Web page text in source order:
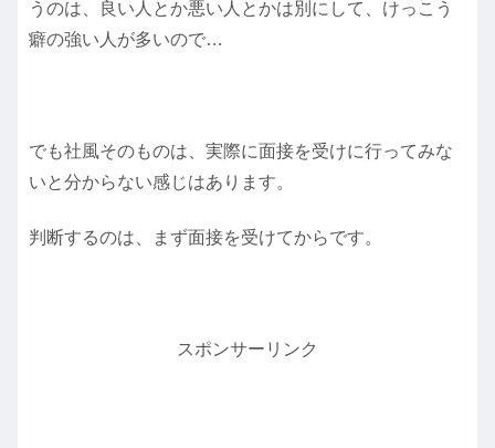
うのは、良い人とか悪い人とかは別にして、けっこう
癖の強い人が多いので…
でも社風そのものは、実際に面接を受けに行ってみな
いと分からない感じはあります。
判断するのは、まず面接を受けてからです。
スポンサーリンク